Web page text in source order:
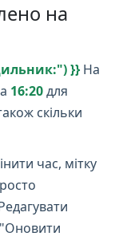
на
}} На
16:20для
скільки
час, мітку